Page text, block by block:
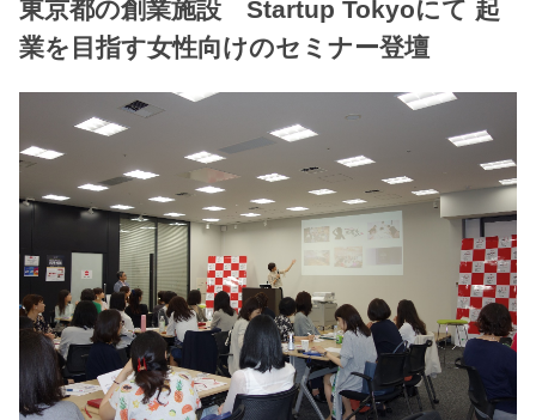
東京都の創業施設 Startup Tokyoにて 起
業を目指す女性向けのセミナー登壇